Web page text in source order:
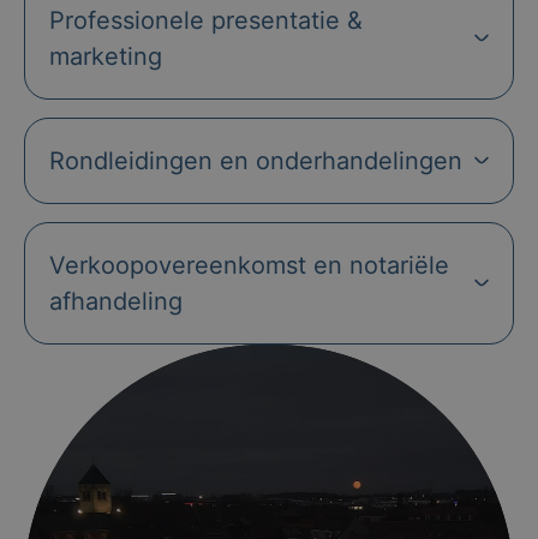
Professionele presentatie &
marketing
Rondleidingen en onderhandelingen
Verkoopovereenkomst en notariële
afhandeling